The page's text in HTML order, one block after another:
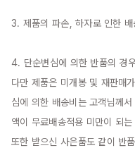
3. 제품의 파손, 하자로 인한
4. 단순변심에 의한 반품의 경
다만 제품은 미개봉 및 재판매
심에 의한 배송비는 고객님께
액이 무료배송적용 미만이 되
또한 받으신 사은품도 같이 반